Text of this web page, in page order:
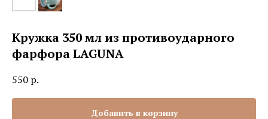
Кружка 350 мл из противоударного
фарфора LAGUNA
550 р.
Добавить в корзину